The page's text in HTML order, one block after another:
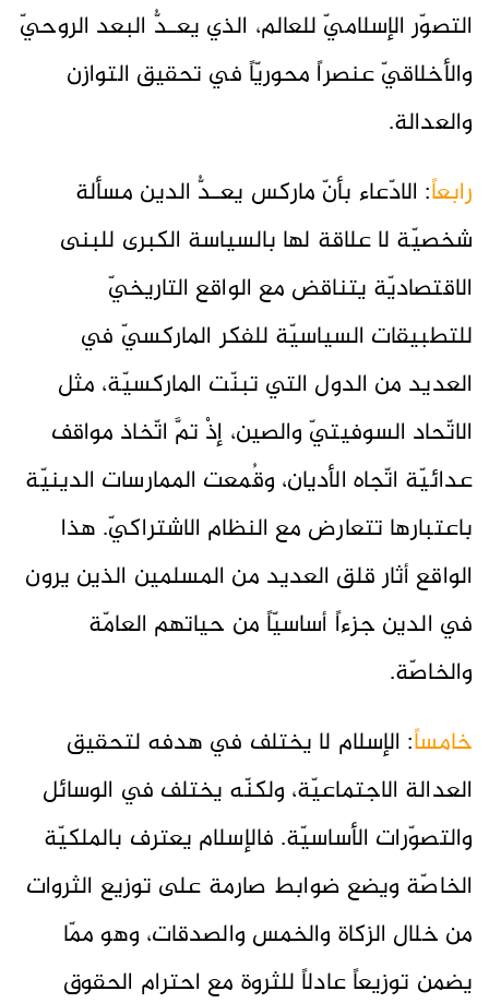
التصوّر الإسلاميّ للعالم، الذي يعـدُّ البعد الروحيّ
والأخلاقيّ عنصراً محوريّاً في تحقيق التوازن
والعدالة.
رابعاً: الادّعاء بأنّ ماركس يعـدُّ الدين مسألة
شخصيّة لا علاقة لها بالسياسة الكبرى للبنى
الاقتصاديّة يتناقض مع الواقع التاريخيّ
للتطبيقات السياسيّة للفكر الماركسيّ في
العديد من الدول التي تبنّت الماركسيّة، مثل
الاتّحاد السوفيتيّ والصين، إذْ تمَّ اتّخاذ مواقف
عدائيّة اتّجاه الأديان، وقُمعت الممارسات الدينيّة
باعتبارها تتعارض مع النظام الاشتراكيّ. هذا
الواقع أثار قلق العديد من المسلمين الذين يرون
في الدين جزءاً أساسيّاً من حياتهم العامّة
والخاصّة.
خامساً: الإسلام لا يختلف في هدفه لتحقيق
العدالة الاجتماعيّة، ولكنّه يختلف في الوسائل
والتصوّرات الأساسيّة. فالإسلام يعترف بالملكيّة
الخاصّة ويضع ضوابط صارمة على توزيع الثروات
من خلال الزكاة والخمس والصدقات، وهو ممّا
يضمن توزيعاً عادلاً للثروة مع احترام الحقوق